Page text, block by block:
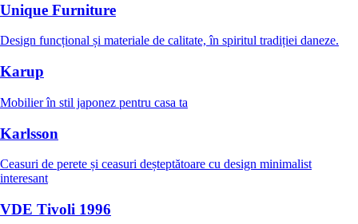
Unique Furniture
Design funcțional și materiale de calitate, în spiritul tradiției daneze.
Karup
Mobilier în stil japonez pentru casa ta
Karlsson
Ceasuri de perete și ceasuri deșteptătoare cu design minimalist
interesant
VDE Tivoli 1996